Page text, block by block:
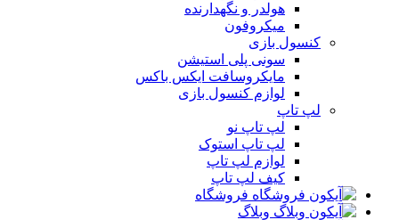
هولدر و نگهدارنده
میکروفون
کنسول بازی
سونی پلی استیشن
مایکروسافت ایکس باکس
لوازم کنسول بازی
لپ تاپ
لپ تاپ نو
لپ تاپ استوک
لوازم لپ تاپ
کیف لپ تاپ
فروشگاه
وبلاگ